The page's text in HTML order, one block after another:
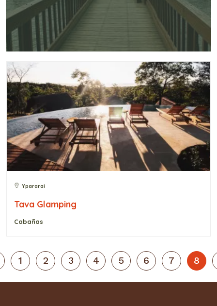
Ypararai
Tava Glamping
Cabañas
1 2 3 4 5 6 7 8